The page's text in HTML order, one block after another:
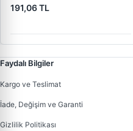
(hitachi tip)
191,06 TL
Faydalı Bilgiler
Kargo ve Teslimat
İade, Değişim ve Garanti
Gizlilik Politikası